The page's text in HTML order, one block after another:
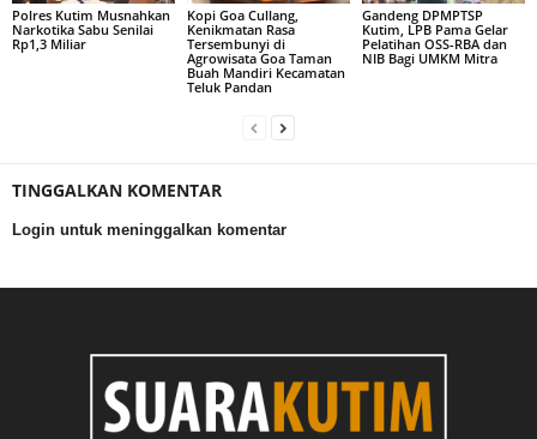
Polres Kutim Musnahkan
Narkotika Sabu Senilai
Rp1,3 Miliar
Kopi Goa Cullang,
Kenikmatan Rasa
Tersembunyi di
Agrowisata Goa Taman
Buah Mandiri Kecamatan
Teluk Pandan
Gandeng DPMPTSP
Kutim, LPB Pama Gelar
Pelatihan OSS-RBA dan
NIB Bagi UMKM Mitra
TINGGALKAN KOMENTAR
Login untuk meninggalkan komentar